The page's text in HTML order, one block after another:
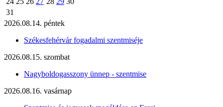
31
2026.08.14. péntek
Székesfehérvár fogadalmi szentmiséje
2026.08.15. szombat
Nagyboldogasszony ünnep - szentmise
2026.08.16. vasárnap